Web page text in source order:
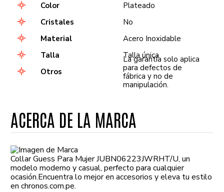
Color
Plateado
Cristales
No
Material
Acero Inoxidable
Talla
Talla única
Otros
La garantía solo aplica
para defectos de
fábrica y no de
manipulación.
ACERCA DE LA MARCA
Collar Guess Para Mujer JUBN06223JWRHT/U, un
modelo moderno y casual, perfecto para cualquier
ocasión.Encuentra lo mejor en accesorios y eleva tu estilo
en chronos.com.pe.